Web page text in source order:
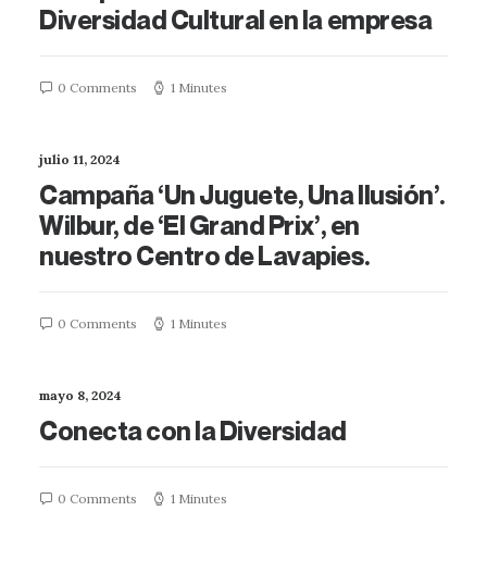
Diversidad Cultural en la empresa
0 Comments 1 Minutes
julio 11, 2024
Campaña ‘Un Juguete, Una Ilusión’.
Wilbur, de ‘El Grand Prix’, en
nuestro Centro de Lavapies.
0 Comments 1 Minutes
mayo 8, 2024
Conecta con la Diversidad
0 Comments 1 Minutes